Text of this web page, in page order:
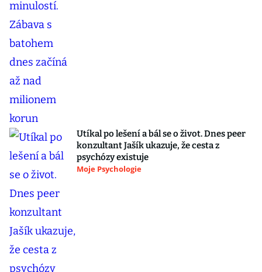
Utíkal po lešení a bál se o život. Dnes peer
konzultant Jašík ukazuje, že cesta z
psychózy existuje
Moje Psychologie